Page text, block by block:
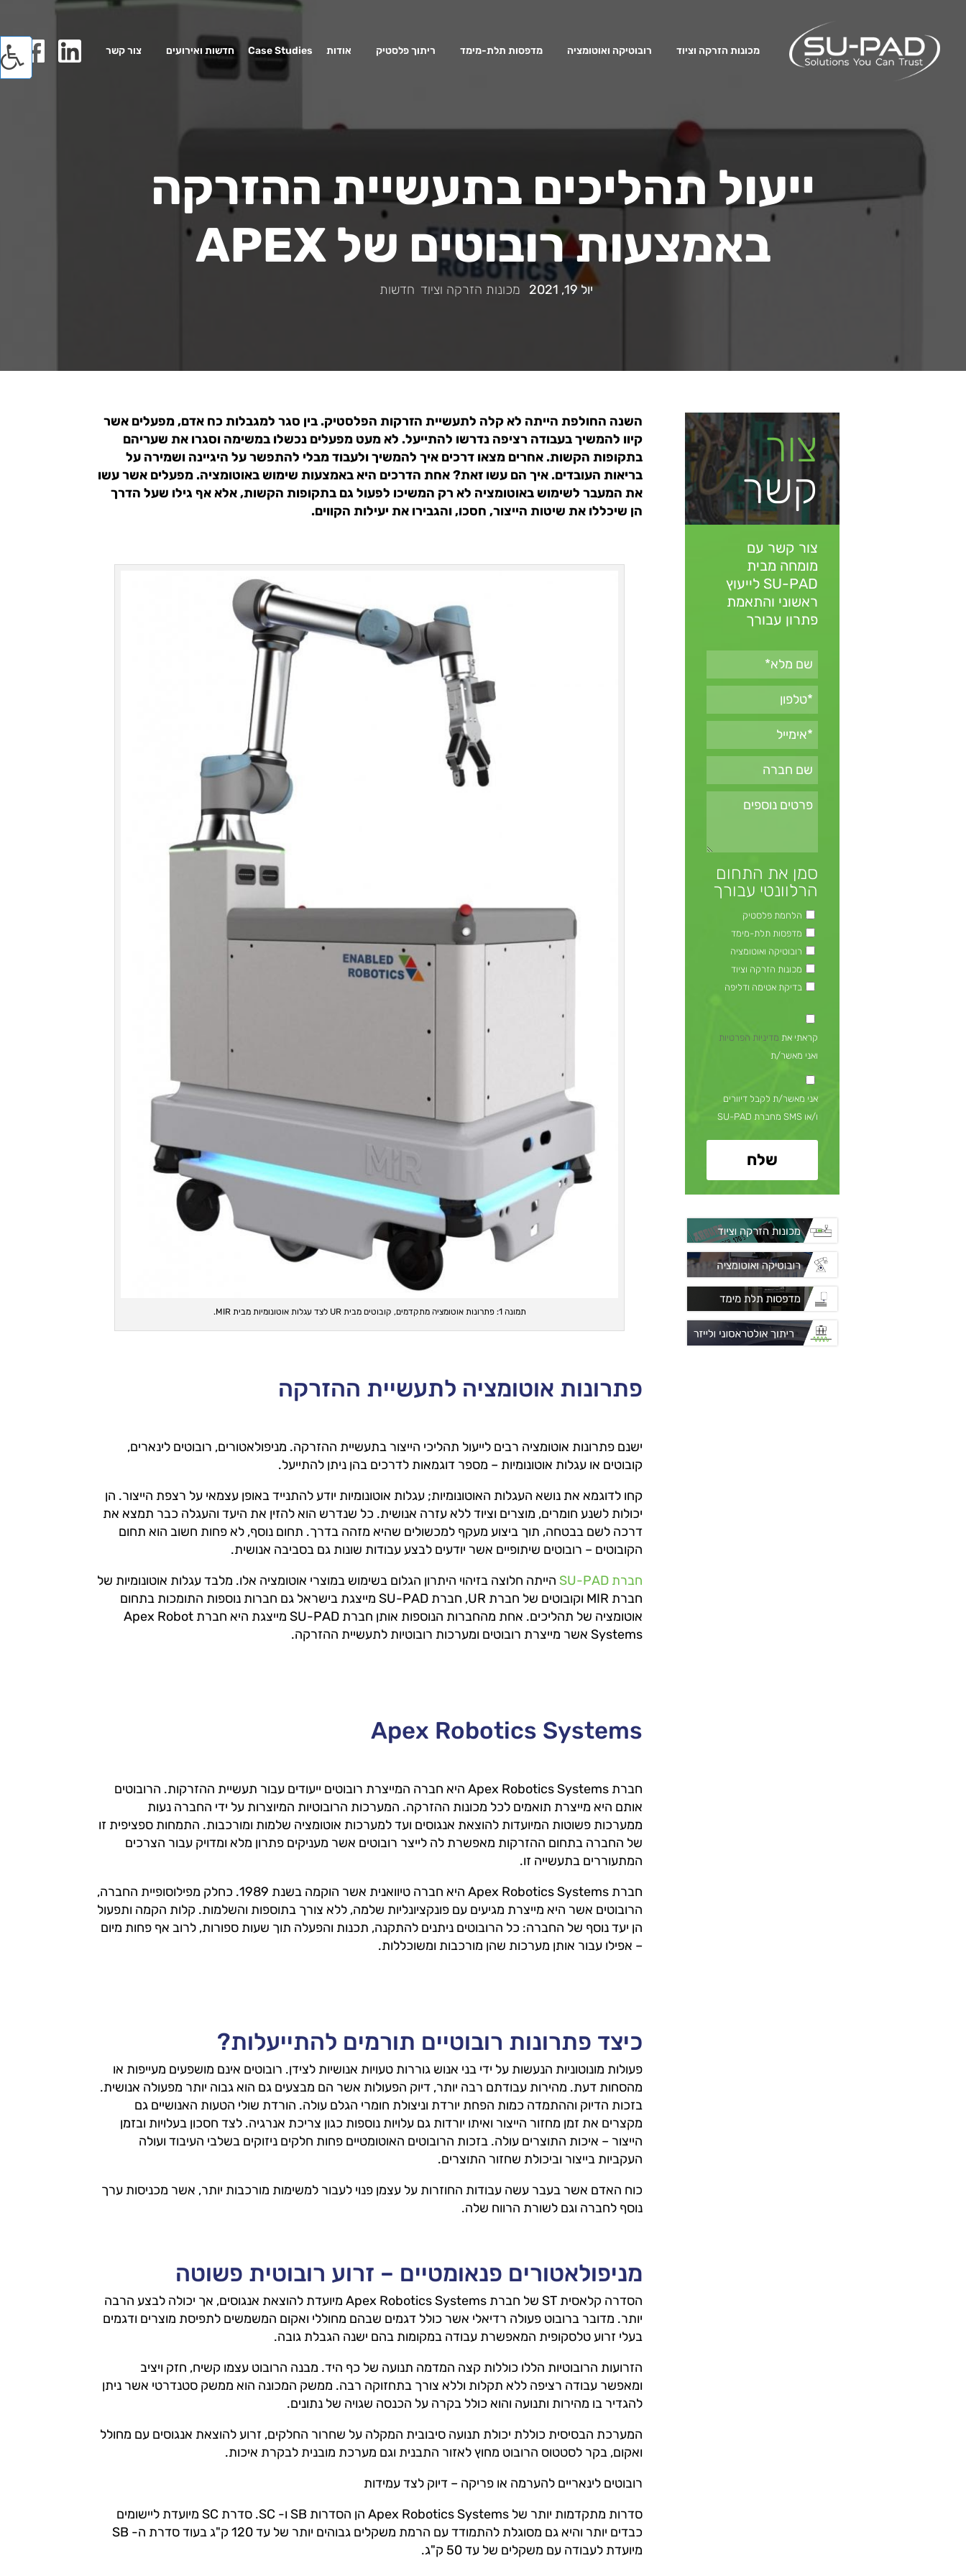
מכונות הזרקה וציוד רובוטיקה ואוטומציה מדפסות תלת-מימד ריתוך פלסטיק אודות Case Studies חדשות ואירועים צור קשר
ייעול תהליכים בתעשיית ההזרקה
באמצעות רובוטים של APEX
יול 19, 2021 מכונות הזרקה וציוד חדשות
השנה החולפת הייתה לא קלה לתעשיית הזרקות הפלסטיק. בין סגר למגבלות כח אדם, מפעלים אשר
קיוו להמשיך בעבודה רציפה נדרשו להתייעל. לא מעט מפעלים נכשלו במשימה וסגרו את שעריהם
בתקופות הקשות. אחרים מצאו דרכים איך להמשיך ולעבוד מבלי להתפשר על היגיינה ושמירה על
בריאות העובדים. איך הם עשו זאת? אחת הדרכים היא באמצעות שימוש באוטומציה. מפעלים אשר עשו
את המעבר לשימוש באוטומציה לא רק המשיכו לפעול גם בתקופות הקשות, אלא אף גילו שעל הדרך
הן שיכללו את שיטות הייצור, חסכו, והגבירו את יעילות הקווים.
תמונה 1: פתרונות אוטומציה מתקדמים, קובוטים מבית UR לצד עגלות אוטונומיות מבית MIR.
פתרונות אוטומציה לתעשיית ההזרקה
ישנם פתרונות אוטומציה רבים לייעול תהליכי הייצור בתעשיית ההזרקה. מניפולאטורים, רובוטים לינארים,
קובוטים או עגלות אוטונומיות – מספר דוגמאות לדרכים בהן ניתן להתייעל.
קחו לדוגמא את נושא העגלות האוטונומיות; עגלות אוטונומיות יודע להתנייד באופן עצמאי על רצפת הייצור. הן
יכולות לשנע חומרים, מוצרים וציוד ללא עזרה אנושית. כל שנדרש הוא להזין את היעד והעגלה כבר תמצא את
דרכה לשם בבטחה, תוך ביצוע מעקף למכשולים שהיא מזהה בדרך. תחום נוסף, לא פחות חשוב הוא תחום
הקובוטים – רובוטים שיתופיים אשר יודעים לבצע עבודות שונות גם בסביבה אנושית.
חברת SU-PAD
הייתה חלוצה בזיהוי היתרון הגלום בשימוש במוצרי אוטומציה אלו. מלבד עגלות אוטונומיות של
חברת MIR וקובוטים של חברת UR, חברת SU-PAD מייצגת בישראל גם חברות נוספות התומכות בתחום
אוטומציה של תהליכים. אחת מהחברות הנוספות אותן חברת SU-PAD מייצגת היא חברת Apex Robot
Systems אשר מייצרת רובוטים ומערכות רובוטיות לתעשיית ההזרקה.
Apex Robotics Systems
חברת Apex Robotics Systems היא חברה המייצרת רובוטים ייעודים עבור תעשיית ההזרקות. הרובוטים
אותם היא מייצרת תואמים לכל מכונות ההזרקה. המערכות הרובוטיות המיוצרות על ידי החברה נעות
ממערכות פשוטות המיועדות להוצאת אנגוסים ועד למערכות אוטומציה שלמות ומורכבות. התמחות ספציפית זו
של החברה בתחום ההזרקות מאפשרת לה לייצר רובוטים אשר מעניקים פתרון מלא ומדויק עבור הצרכים
המתעוררים בתעשייה זו.
חברת Apex Robotics Systems היא חברה טיוואנית אשר הוקמה בשנת 1989. כחלק מפילוסופיית החברה,
הרובוטים אשר היא מייצרת מגיעים עם פונקציונליות שלמה, ללא צורך בתוספות והשלמות. קלות הקמה ותפעול
הן יעד נוסף של החברה: כל הרובוטים ניתנים להתקנה, תכנות והפעלה תוך שעות ספורות, לרוב אף פחות מיום
– אפילו עבור אותן מערכות שהן מורכבות ומשוכללות.
כיצד פתרונות רובוטיים תורמים להתייעלות?
פעולות מונוטוניות הנעשות על ידי בני אנוש גוררות טעויות אנושיות לצידן. רובוטים אינם מושפעים מעייפות או
מהסחות דעת. מהירות עבודתם רבה יותר, דיוק הפעולות אשר הם מבצעים גם הוא גבוה יותר מפעולה אנושית.
בזכות הדיוק וההתמדה כמות הפחת יורדת וניצולת חומרי הגלם עולה. הורדת שולי הטעות האנושיים גם
מקצרים את זמן מחזור הייצור ואיתו יורדות גם עלויות נוספות כגון צריכת אנרגיה. לצד חסכון בעלויות ובזמן
הייצור – איכות התוצרים עולה. בזכות הרובוטים האוטומטיים פחות חלקים ניזוקים בשלבי העיבוד ועולה
העקביות בייצור וביכולת שחזור התוצרים.
כוח האדם אשר בעבר עשה עבודות החוזרות על עצמן פנוי לעבור למשימות מורכבות יותר, אשר מכניסות ערך
נוסף לחברה וגם לשורת הרווח שלה.
מניפולאטורים פנאומטיים – זרוע רובוטית פשוטה
הסדרה קלאסית ST של חברת Apex Robotics Systems מיועדת להוצאת אנגוסים, אך יכולה לבצע הרבה
יותר. מדובר ברובוט פעולה רדיאלי אשר כולל דגמים שבהם מחוללי ואקום המשמשים לתפיסת מוצרים ודגמים
בעלי זרוע טלסקופית המאפשרת עבודה במקומות בהם ישנה הגבלת גובה.
הזרועות הרובוטיות הללו כוללות קצה המדמה תנועה של כף היד. מבנה הרובוט עצמו קשיח, חזק ויציב
ומאפשר עבודה רציפה ללא תקלות וללא צורך בתחזוקה רבה. ממשק המכונה הוא ממשק סטנדרטי אשר ניתן
להגדיר בו מהירות ותנועה והוא כולל בקרה על הכנסה שגויה של נתונים.
המערכת הבסיסית כוללת יכולת תנועה סיבובית המקלה על שחרור החלקים, זרוע להוצאת אנגוסים עם מחולל
ואקום, בקר לסטטוס הרובוט מחוץ לאזור התבנית וגם מערכת מובנית לבקרת איכות.
רובוטים לינאריים להערמה או פריקה – דיוק לצד עמידות
סדרות מתקדמות יותר של Apex Robotics Systems הן הסדרות SB ו- SC. סדרת SC מיועדת ליישומים
כבדים יותר והיא גם מסוגלת להתמודד עם הרמת משקלים גבוהים יותר של עד 120 ק"ג בעוד סדרת ה- SB
מיועדת לעבודה עם משקלים של עד 50 ק"ג.
צור
קשר
צור קשר עם
מומחה מבית
SU-PAD לייעוץ
ראשוני והתאמת
פתרון עבורך
סמן את התחום
הרלוונטי עבורך
הלחמת פלסטיק
מדפסות תלת-מימד
רובוטיקה ואוטומציה
מכונות הזרקה וציוד
בדיקת אטימה ודליפה
קראתי את מדיניות הפרטיות
ואני מאשר/ת
אני מאשר/ת לקבל דיוורים
ו/או SMS מחברת SU-PAD